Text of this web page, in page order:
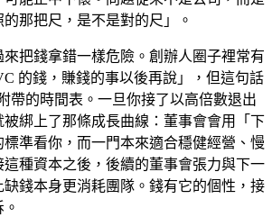
的那把尺，是不是對的尺」。
把錢拿錯一樣危險。創辦人圈子裡常有
的錢，賺錢的事以後再說」，但這句話
帶的時間表。一旦你接了以高倍數退出
綁上了那條成長曲線：董事會會用「下
準看你，而一門本來適合穩健經營、慢
種資本之後，後續的董事會張力與下一
錢本身更消耗團隊。錢有它的個性，接